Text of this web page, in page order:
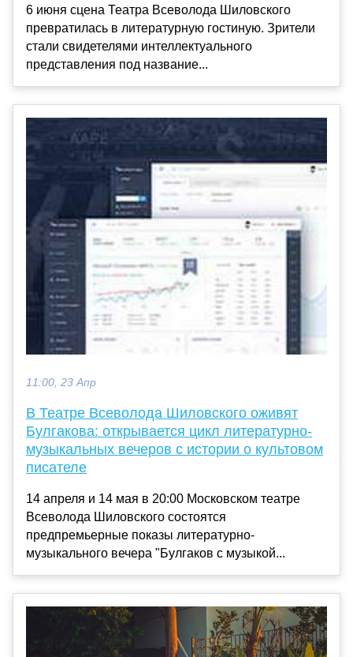
6 июня сцена Театра Всеволода Шиловского
превратилась в литературную гостиную. Зрители
стали свидетелями интеллектуального
представления под название...
11:00, 23 Апр
В Театре Всеволода Шиловского оживят
Булгакова: открывается цикл литературно-
музыкальных вечеров с истории о культовом
писателе
14 апреля и 14 мая в 20:00 Московском театре
Всеволода Шиловского состоятся
предпремьерные показы литературно-
музыкального вечера "Булгаков с музыкой...